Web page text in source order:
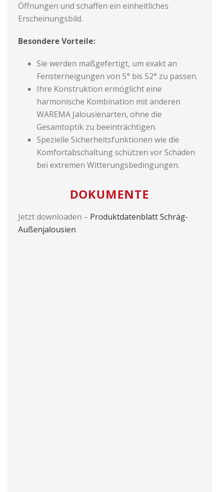
Öffnungen und schaffen ein einheitliches
Erscheinungsbild.
Besondere Vorteile:
Sie werden maßgefertigt, um exakt an
Fensterneigungen von 5° bis 52° zu passen.
Ihre Konstruktion ermöglicht eine
harmonische Kombination mit anderen
WAREMA Jalousienarten, ohne die
Gesamtoptik zu beeinträchtigen.
Spezielle Sicherheitsfunktionen wie die
Komfortabschaltung schützen vor Schäden
bei extremen Witterungsbedingungen.
DOKUMENTE
Jetzt downloaden – Produktdatenblatt Schräg-
Außenjalousien